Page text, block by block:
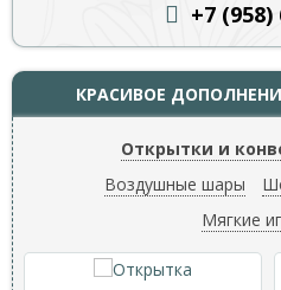
+7 (958)
КРАСИВОЕ
Открытки и
Воздушные шары
Мягкие